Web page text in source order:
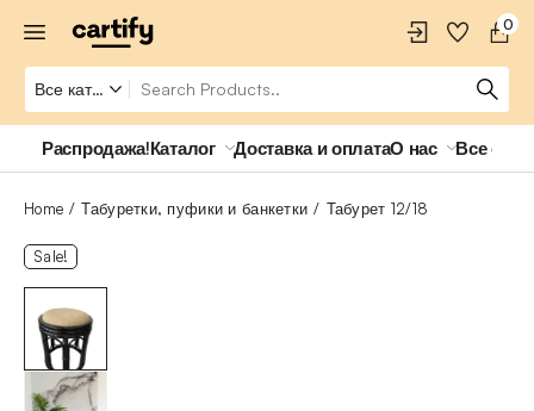
0
Распродажа!Каталог Доставка и оплатаО нас Все о
Home Табуретки, пуфики и банкетки Табурет 12/18
Sale!